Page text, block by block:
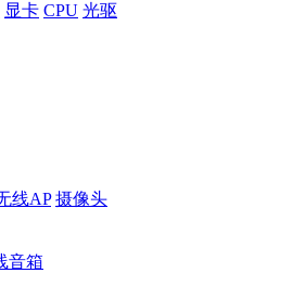
显卡 CPU 光驱
线AP 摄像头
音箱